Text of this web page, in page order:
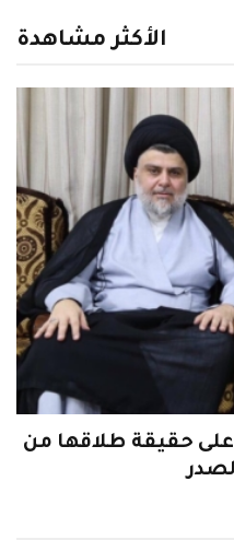
الأكثر مشاهدة
حقيقة طلاقها من